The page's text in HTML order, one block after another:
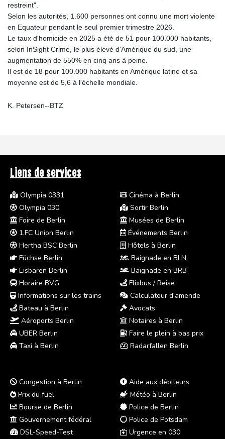
restreint".
Selon les autorités, 1.600 personnes ont connu une mort violente
en Equateur pendant le seul premier trimestre 2026.
Le taux d'homicide en 2025 a été de 51 pour 100.000 habitants,
selon InSight Crime, le plus élevé d'Amérique du sud, une
augmentation de 550% en cinq ans à peine.
Il est de 18 pour 100.000 habitants en Amérique latine et sa
moyenne est de 5,6 à l'échelle mondiale.
K. Petersen--BTZ
Liens de services
Olympia 0331
Olympia 030
Foire de Berlin
1.FC Union Berlin
Hertha BSC Berlin
Füchse Berlin
Eisbären Berlin
Horaire BVG
Informations sur les trains
Bateau à Berlin
Aéroports Berlin
UBER Berlin
Taxi à Berlin
Cinéma à Berlin
Sortir Berlin
Musées de Berlin
Événements Berlin
Hôtels à Berlin
Baignade en BLN
Baignade en BRB
Flixbus / Reise
Calculateur d'amende
Avocats
Notaires à Berlin
Faire le plein à bas prix
Radarfallen Berlin
Congestion à Berlin
Prix du fuel
Bourse de Berlin
Gouvernement fédéral
DSL-Speed-Test
Aide aux débiteurs
Météo à Berlin
Police de Berlin
Police de Potsdam
Urgence en 030